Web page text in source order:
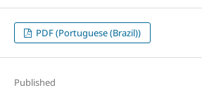
PDF (Portuguese (Brazil))
Published